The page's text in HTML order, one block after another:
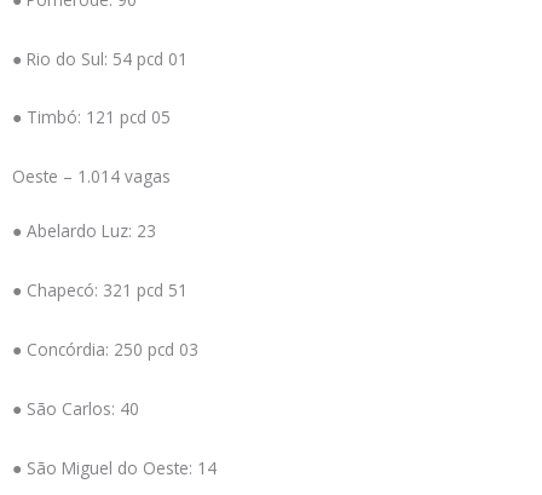
● Rio do Sul: 54 pcd 01
● Timbó: 121 pcd 05
Oeste – 1.014 vagas
● Abelardo Luz: 23
● Chapecó: 321 pcd 51
● Concórdia: 250 pcd 03
● São Carlos: 40
● São Miguel do Oeste: 14